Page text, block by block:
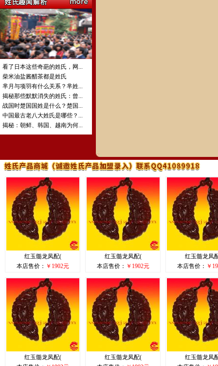
看了日本这些奇葩的姓氏，网...
柴米油盐酱醋茶都是姓氏
芈月与项羽有什么关系？芈姓...
揭秘那些默默消失的姓氏：曾...
战国时楚国国姓是什么？楚国...
中国最古老八大姓氏是哪些？...
揭秘：朝鲜、韩国、越南为何...
红玉髓龙凤配(
本店售价： ￥1902元
红玉髓龙凤配(
本店售价： ￥1902元
红玉髓龙凤
本店售价： ￥
红玉髓龙凤配(
红玉髓龙凤配(
红玉髓龙凤